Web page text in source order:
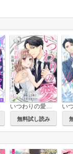
いつわりの愛～契約婚の旦那さまは甘すぎる～
無料試し読み